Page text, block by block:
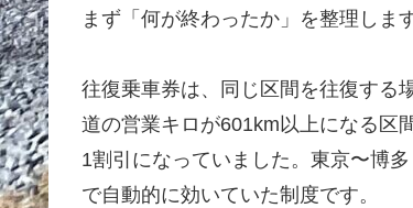
まず「何が終わったか」を整理します
往復乗車券は、同じ区間を往復する
道の営業キロが601km以上になる区
1割引になっていました。東京〜博
で自動的に効いていた制度です。